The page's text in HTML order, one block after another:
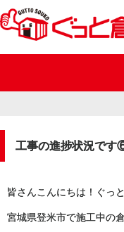
工事の進捗状況です
皆さんこんにちは！ぐっ
宮城県登米市で施工中の